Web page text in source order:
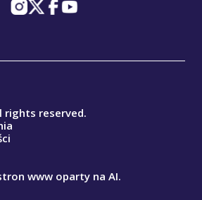
rights reserved.
www oparty na AI.